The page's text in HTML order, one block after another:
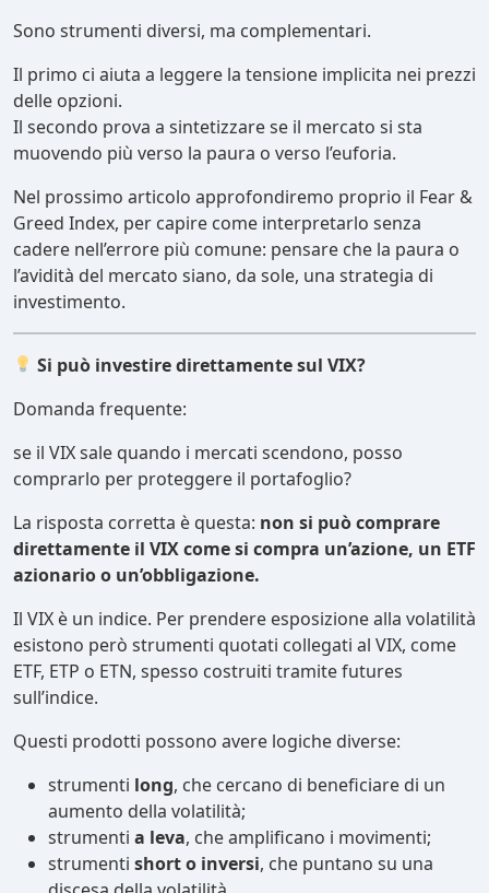
Sono strumenti diversi, ma complementari.
Il primo ci aiuta a leggere la tensione implicita nei prezzi
delle opzioni.
Il secondo prova a sintetizzare se il mercato si sta
muovendo più verso la paura o verso l’euforia.
Nel prossimo articolo approfondiremo proprio il Fear &
Greed Index, per capire come interpretarlo senza
cadere nell’errore più comune: pensare che la paura o
l’avidità del mercato siano, da sole, una strategia di
investimento.
Si può investire direttamente sul VIX?
Domanda frequente:
se il VIX sale quando i mercati scendono, posso
comprarlo per proteggere il portafoglio?
La risposta corretta è questa: non si può comprare
direttamente il VIX come si compra un’azione, un ETF
azionario o un’obbligazione.
Il VIX è un indice. Per prendere esposizione alla volatilità
esistono però strumenti quotati collegati al VIX, come
ETF, ETP o ETN, spesso costruiti tramite futures
sull’indice.
Questi prodotti possono avere logiche diverse:
strumenti long, che cercano di beneficiare di un
aumento della volatilità;
strumenti a leva, che amplificano i movimenti;
strumenti short o inversi, che puntano su una